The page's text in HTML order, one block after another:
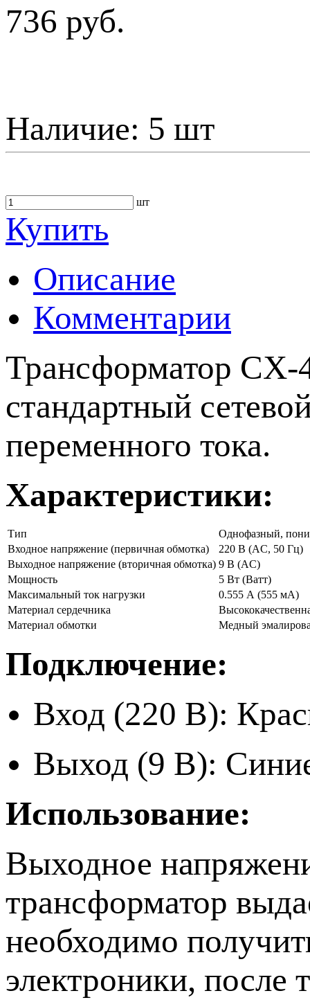
736 руб.
Наличие: 5 шт
шт
Купить
Описание
Комментарии
Трансформатор CX-
стандартный
переменного тока.
Характеристики:
Тип
Однофазный,
Входное напряжение (первичная обмотка)
220 В (AC, 50 Гц)
Выходное напряжение (вторичная обмотка) 9 В (AC)
Мощность
5 Вт (Ватт)
Максимальный ток нагрузки
0.555 А (555 мА)
Материал сердечника
Материал обмотки
Медный
Подключение:
Вход (220 В):
Выход (9 В):
Использование:
Выходное
трансформатор
необходимо
электроники, после